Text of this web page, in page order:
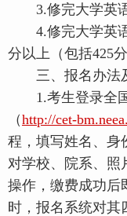
3.修完大学英语
4.修完大学英语
分以上（包括425
三、报名办法
1.考生登录全国
（http://cet-
程，填写姓名、身
对学校、院系、照
操作，缴费成功后
时，报名系统对其